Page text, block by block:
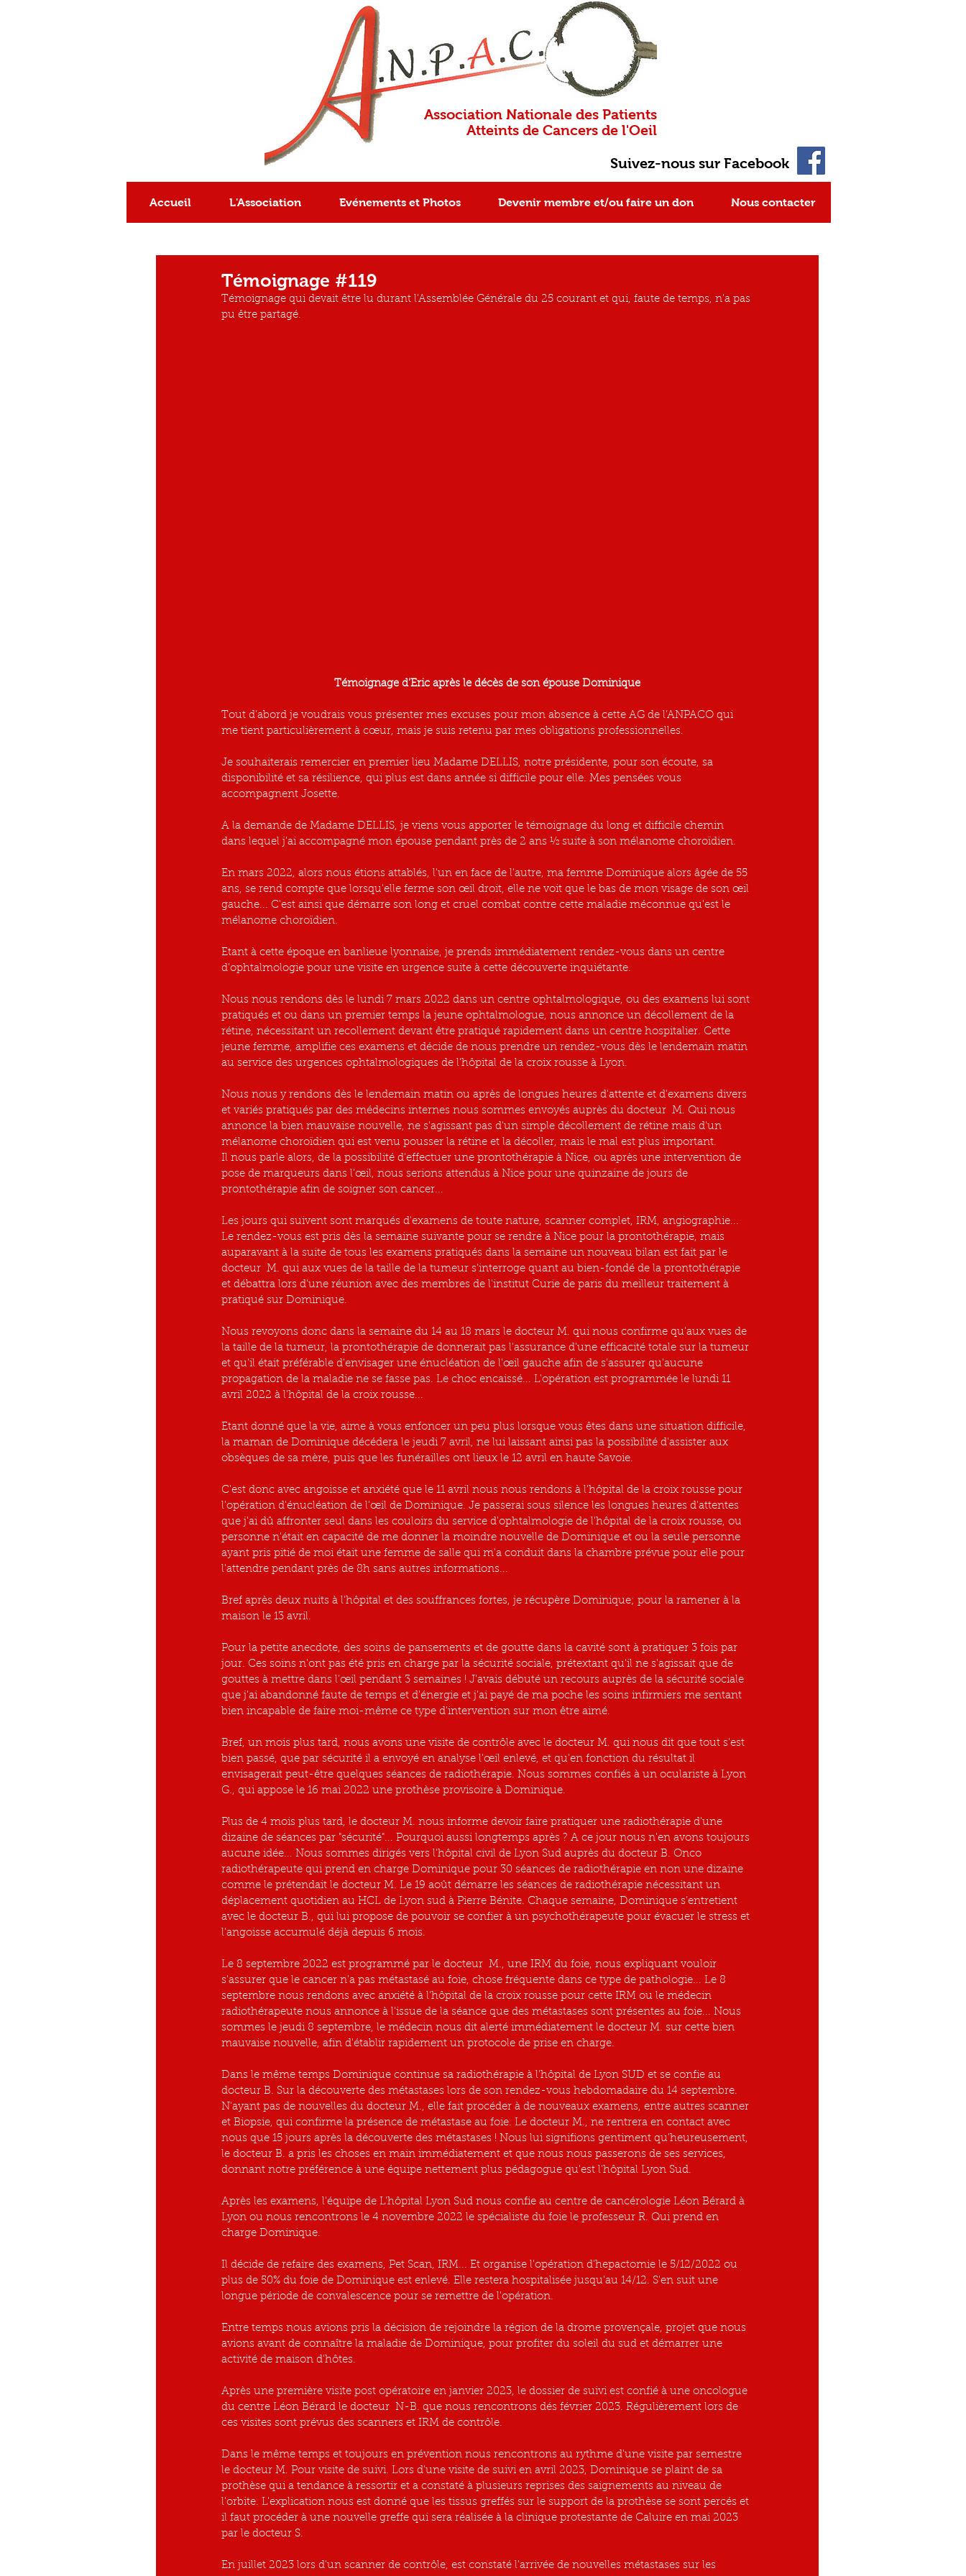
Association Nationale des Patients
Atteints de Cancers de l'Oeil
Suivez-nous sur Facebook
Accueil L'Association Evénements et Photos Devenir membre et/ou faire un don Nous contacter
Témoignage #119
Témoignage qui devait être lu durant l'Assemblée Générale du 25 courant et qui, faute de temps, n'a pas
pu être partagé.
Témoignage d’Eric après le décès de son épouse Dominique
Tout d’abord je voudrais vous présenter mes excuses pour mon absence à cette AG de l’ANPACO qui
me tient particulièrement à cœur, mais je suis retenu par mes obligations professionnelles.
Je souhaiterais remercier en premier lieu Madame DELLIS, notre présidente, pour son écoute, sa
disponibilité et sa résilience, qui plus est dans année si difficile pour elle. Mes pensées vous
accompagnent Josette.
A la demande de Madame DELLIS, je viens vous apporter le témoignage du long et difficile chemin
dans lequel j'ai accompagné mon épouse pendant près de 2 ans ½ suite à son mélanome choroïdien.
En mars 2022, alors nous étions attablés, l'un en face de l'autre, ma femme Dominique alors âgée de 55
ans, se rend compte que lorsqu'elle ferme son œil droit, elle ne voit que le bas de mon visage de son œil
gauche... C'est ainsi que démarre son long et cruel combat contre cette maladie méconnue qu'est le
mélanome choroïdien.
Etant à cette époque en banlieue lyonnaise, je prends immédiatement rendez-vous dans un centre
d'ophtalmologie pour une visite en urgence suite à cette découverte inquiétante.
Nous nous rendons dès le lundi 7 mars 2022 dans un centre ophtalmologique, ou des examens lui sont
pratiqués et ou dans un premier temps la jeune ophtalmologue, nous annonce un décollement de la
rétine, nécessitant un recollement devant être pratiqué rapidement dans un centre hospitalier. Cette
jeune femme, amplifie ces examens et décide de nous prendre un rendez-vous dès le lendemain matin
au service des urgences ophtalmologiques de l'hôpital de la croix rousse à Lyon.
Nous nous y rendons dès le lendemain matin ou après de longues heures d'attente et d'examens divers
et variés pratiqués par des médecins internes nous sommes envoyés auprès du docteur  M. Qui nous
annonce la bien mauvaise nouvelle, ne s'agissant pas d'un simple décollement de rétine mais d'un
mélanome choroïdien qui est venu pousser la rétine et la décoller, mais le mal est plus important.
Il nous parle alors, de la possibilité d'effectuer une prontothérapie à Nice, ou après une intervention de
pose de marqueurs dans l'œil, nous serions attendus à Nice pour une quinzaine de jours de
prontothérapie afin de soigner son cancer...
Les jours qui suivent sont marqués d'examens de toute nature, scanner complet, IRM, angiographie...
Le rendez-vous est pris dès la semaine suivante pour se rendre à Nice pour la prontothérapie, mais
auparavant à la suite de tous les examens pratiqués dans la semaine un nouveau bilan est fait par le
docteur  M. qui aux vues de la taille de la tumeur s'interroge quant au bien-fondé de la prontothérapie
et débattra lors d'une réunion avec des membres de l'institut Curie de paris du meilleur traitement à
pratiqué sur Dominique.
Nous revoyons donc dans la semaine du 14 au 18 mars le docteur M. qui nous confirme qu'aux vues de
la taille de la tumeur, la prontothérapie de donnerait pas l'assurance d'une efficacité totale sur la tumeur
et qu'il était préférable d'envisager une énucléation de l'œil gauche afin de s'assurer qu'aucune
propagation de la maladie ne se fasse pas. Le choc encaissé... L'opération est programmée le lundi 11
avril 2022 à l'hôpital de la croix rousse...
Etant donné que la vie, aime à vous enfoncer un peu plus lorsque vous êtes dans une situation difficile,
la maman de Dominique décédera le jeudi 7 avril, ne lui laissant ainsi pas la possibilité d'assister aux
obsèques de sa mère, puis que les funérailles ont lieux le 12 avril en haute Savoie.
C'est donc avec angoisse et anxiété que le 11 avril nous nous rendons à l'hôpital de la croix rousse pour
l'opération d'énucléation de l'œil de Dominique. Je passerai sous silence les longues heures d'attentes
que j'ai dû affronter seul dans les couloirs du service d'ophtalmologie de l'hôpital de la croix rousse, ou
personne n'était en capacité de me donner la moindre nouvelle de Dominique et ou la seule personne
ayant pris pitié de moi était une femme de salle qui m'a conduit dans la chambre prévue pour elle pour
l'attendre pendant près de 8h sans autres informations...
Bref après deux nuits à l'hôpital et des souffrances fortes, je récupère Dominique; pour la ramener à la
maison le 13 avril.
Pour la petite anecdote, des soins de pansements et de goutte dans la cavité sont à pratiquer 3 fois par
jour. Ces soins n'ont pas été pris en charge par la sécurité sociale, prétextant qu'il ne s'agissait que de
gouttes à mettre dans l'œil pendant 3 semaines ! J'avais débuté un recours auprès de la sécurité sociale
que j'ai abandonné faute de temps et d'énergie et j'ai payé de ma poche les soins infirmiers me sentant
bien incapable de faire moi-même ce type d'intervention sur mon être aimé.
Bref, un mois plus tard, nous avons une visite de contrôle avec le docteur M. qui nous dit que tout s'est
bien passé, que par sécurité il a envoyé en analyse l'œil enlevé, et qu'en fonction du résultat il
envisagerait peut-être quelques séances de radiothérapie. Nous sommes confiés à un oculariste à Lyon
G., qui appose le 16 mai 2022 une prothèse provisoire à Dominique.
Plus de 4 mois plus tard, le docteur M. nous informe devoir faire pratiquer une radiothérapie d'une
dizaine de séances par "sécurité"... Pourquoi aussi longtemps après ? A ce jour nous n'en avons toujours
aucune idée... Nous sommes dirigés vers l'hôpital civil de Lyon Sud auprès du docteur B. Onco
radiothérapeute qui prend en charge Dominique pour 30 séances de radiothérapie en non une dizaine
comme le prétendait le docteur M. Le 19 août démarre les séances de radiothérapie nécessitant un
déplacement quotidien au HCL de Lyon sud à Pierre Bénite. Chaque semaine, Dominique s’entretient
avec le docteur B., qui lui propose de pouvoir se confier à un psychothérapeute pour évacuer le stress et
l'angoisse accumulé déjà depuis 6 mois.
Le 8 septembre 2022 est programmé par le docteur  M., une IRM du foie, nous expliquant vouloir
s'assurer que le cancer n'a pas métastasé au foie, chose fréquente dans ce type de pathologie... Le 8
septembre nous rendons avec anxiété à l'hôpital de la croix rousse pour cette IRM ou le médecin
radiothérapeute nous annonce à l'issue de la séance que des métastases sont présentes au foie... Nous
sommes le jeudi 8 septembre, le médecin nous dit alerté immédiatement le docteur M. sur cette bien
mauvaise nouvelle, afin d'établir rapidement un protocole de prise en charge.
Dans le même temps Dominique continue sa radiothérapie à l'hôpital de Lyon SUD et se confie au
docteur B. Sur la découverte des métastases lors de son rendez-vous hebdomadaire du 14 septembre.
N'ayant pas de nouvelles du docteur M., elle fait procéder à de nouveaux examens, entre autres scanner
et Biopsie, qui confirme la présence de métastase au foie. Le docteur M., ne rentrera en contact avec
nous que 15 jours après la découverte des métastases ! Nous lui signifions gentiment qu'heureusement,
le docteur B. a pris les choses en main immédiatement et que nous nous passerons de ses services,
donnant notre préférence à une équipe nettement plus pédagogue qu'est l'hôpital Lyon Sud.
Après les examens, l'équipe de L'hôpital Lyon Sud nous confie au centre de cancérologie Léon Bérard à
Lyon ou nous rencontrons le 4 novembre 2022 le spécialiste du foie le professeur R. Qui prend en
charge Dominique.
Il décide de refaire des examens, Pet Scan, IRM... Et organise l'opération d'hepactomie le 5/12/2022 ou
plus de 50% du foie de Dominique est enlevé. Elle restera hospitalisée jusqu'au 14/12. S'en suit une
longue période de convalescence pour se remettre de l'opération.
Entre temps nous avions pris la décision de rejoindre la région de la drome provençale, projet que nous
avions avant de connaître la maladie de Dominique, pour profiter du soleil du sud et démarrer une
activité de maison d'hôtes.
Après une première visite post opératoire en janvier 2023, le dossier de suivi est confié à une oncologue
du centre Léon Bérard le docteur  N-B. que nous rencontrons dés février 2023. Régulièrement lors de
ces visites sont prévus des scanners et IRM de contrôle.
Dans le même temps et toujours en prévention nous rencontrons au rythme d'une visite par semestre
le docteur M. Pour visite de suivi. Lors d'une visite de suivi en avril 2023, Dominique se plaint de sa
prothèse qui a tendance à ressortir et a constaté à plusieurs reprises des saignements au niveau de
l'orbite. L'explication nous est donné que les tissus greffés sur le support de la prothèse se sont percés et
il faut procéder à une nouvelle greffe qui sera réalisée à la clinique protestante de Caluire en mai 2023
par le docteur S.
En juillet 2023 lors d'un scanner de contrôle, est constaté l'arrivée de nouvelles métastases sur les